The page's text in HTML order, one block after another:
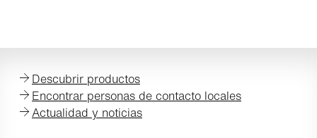
Descubrir productos
Encontrar personas de contacto locales
Actualidad y noticias